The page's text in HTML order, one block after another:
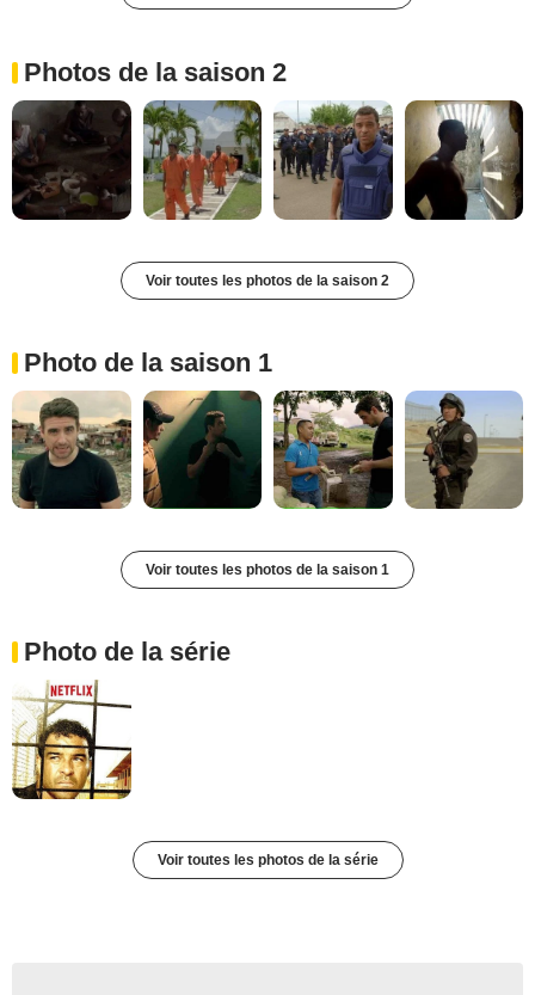
Photos de la saison 2
Voir toutes les photos de la saison 2
Photo de la saison 1
Voir toutes les photos de la saison 1
Photo de la série
Voir toutes les photos de la série